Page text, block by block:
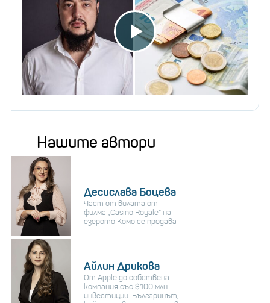
Нашите автори
Десислава Боцева
Част от вилата от
филма „Casino Royale“ на
езерото Комо се продава
Айлин Дрикова
От Apple до собствена
компания със $100 млн.
инвестиции: Българинът,